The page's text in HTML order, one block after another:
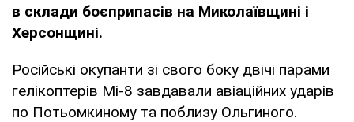
в склади боєприпасів на Миколаївщині і
Херсонщині.
Російські окупанти зі свого боку двічі парами
гелікоптерів Мі-8 завдавали авіаційних ударів
по Потьомкиному та поблизу Ольгиного.